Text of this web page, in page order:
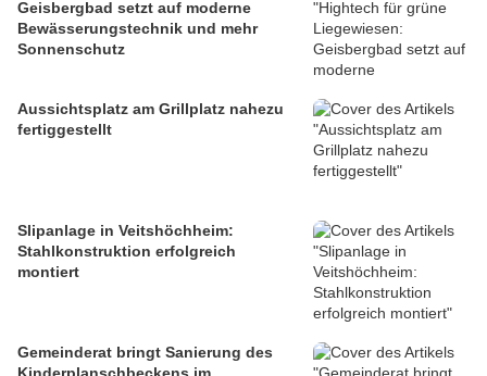
Geisbergbad setzt auf moderne
Bewässerungstechnik und mehr
Sonnenschutz
Aussichtsplatz am Grillplatz nahezu
fertiggestellt
Slipanlage in Veitshöchheim:
Stahlkonstruktion erfolgreich
montiert
Gemeinderat bringt Sanierung des